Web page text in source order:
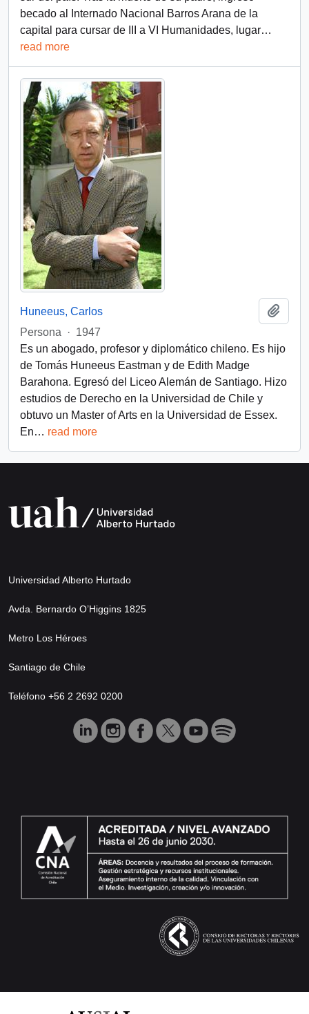
becado al Internado Nacional Barros Arana de la
capital para cursar de III a VI Humanidades, lugar…
read more
Huneeus, Carlos
Persona
· 1947
Es un abogado, profesor y diplomático chileno. Es hijo
de Tomás Huneeus Eastman y de Edith Madge
Barahona. Egresó del Liceo Alemán de Santiago. Hizo
estudios de Derecho en la Universidad de Chile y
obtuvo un Master of Arts en la Universidad de Essex.
En… read more
Universidad Alberto Hurtado
Avda. Bernardo O’Higgins 1825
Metro Los Héroes
Santiago de Chile
Teléfono +56 2 2692 0200